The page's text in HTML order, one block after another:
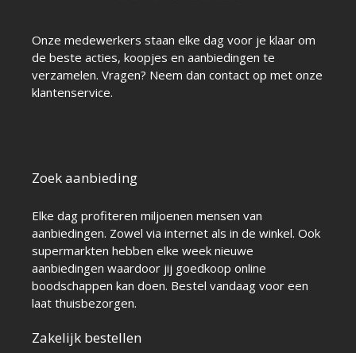
Onze medewerkers staan elke dag voor je klaar om
de beste acties, koopjes en aanbiedingen te
verzamelen. Vragen? Neem dan contact op met onze
klantenservice.
Zoek aanbieding
Elke dag profiteren miljoenen mensen van
aanbiedingen. Zowel via internet als in de winkel. Ook
supermarkten hebben elke week nieuwe
aanbiedingen waardoor jij goedkoop online
boodschappen kan doen. Bestel vandaag voor een
laat thuisbezorgen.
Zakelijk bestellen